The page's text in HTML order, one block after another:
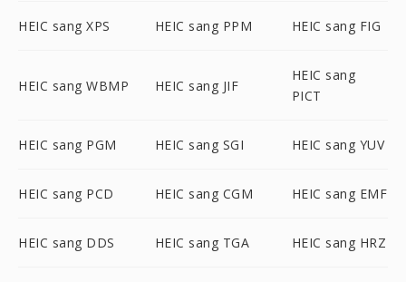
HEIC sang XPS HEIC sang PPM HEIC sang FIG
HEIC sang WBMP HEIC sang JIF
HEIC sang
PICT
HEIC sang PGM HEIC sang SGI HEIC sang YUV
HEIC sang PCD HEIC sang CGM HEIC sang EMF
HEIC sang DDS HEIC sang TGA HEIC sang HRZ